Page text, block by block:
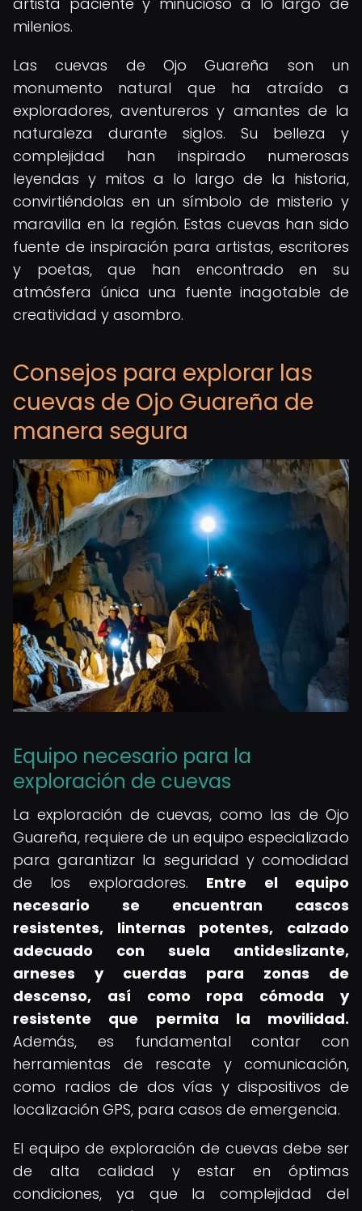
milenios.
Las cuevas de Ojo Guareña son un
monumento natural que ha atraído a
exploradores, aventureros y amantes de la
naturaleza durante siglos. Su belleza y
complejidad han inspirado numerosas
leyendas y mitos a lo largo de la historia,
convirtiéndolas en un símbolo de misterio y
maravilla en la región. Estas cuevas han sido
fuente de inspiración para artistas, escritores
y poetas, que han encontrado en su
atmósfera única una fuente inagotable de
creatividad y asombro.
Consejos para explorar las
cuevas de Ojo Guareña de
manera segura
Equipo necesario para la
exploración de cuevas
La exploración de cuevas, como las de Ojo
Guareña, requiere de un equipo especializado
para garantizar la seguridad y comodidad
de los exploradores. Entre el equipo
necesario se encuentran cascos
resistentes, linternas potentes, calzado
adecuado con suela antideslizante,
arneses y cuerdas para zonas de
descenso, así como ropa cómoda y
resistente que permita la movilidad.
Además, es fundamental contar con
herramientas de rescate y comunicación,
como radios de dos vías y dispositivos de
localización GPS, para casos de emergencia.
El equipo de exploración de cuevas debe ser
de alta calidad y estar en óptimas
condiciones, ya que la complejidad del